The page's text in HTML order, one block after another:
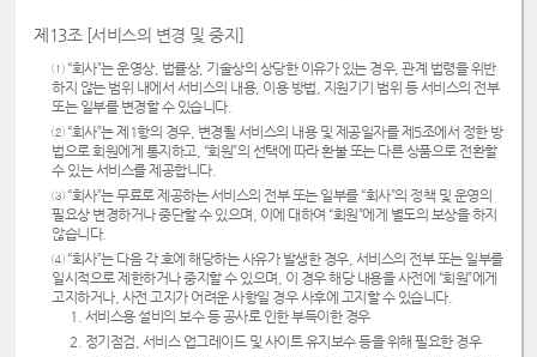
제13조 [서비스의 변경 및 중지]
① “회사”는 운영상, 법률상, 기술상의 상당한 이유가 있는 경우, 관계 법령을 위반
하지 않는 범위 내에서 서비스의 내용, 이용 방법, 지원기기 범위 등 서비스의 전부
또는 일부를 변경할 수 있습니다.
② “회사”는 제1항의 경우, 변경될 서비스의 내용 및 제공일자를 제5조에서 정한 방
법으로 회원에게 통지하고, “회원”의 선택에 따라 환불 또는 다른 상품으로 전환할
수 있는 서비스를 제공합니다.
③ “회사”는 무료로 제공하는 서비스의 전부 또는 일부를 “회사”의 정책 및 운영의
필요상 변경하거나 중단할 수 있으며, 이에 대하여 “회원”에게 별도의 보상을 하지
않습니다.
④ “회사”는 다음 각 호에 해당하는 사유가 발생한 경우, 서비스의 전부 또는 일부를
일시적으로 제한하거나 중지할 수 있으며, 이 경우 해당 내용을 사전에 “회원”에게
고지하거나, 사전 고지가 어려운 사항일 경우 사후에 고지할 수 있습니다.
1. 서비스용 설비의 보수 등 공사로 인한 부득이한 경우
2. 정기점검, 서비스 업그레이드 및 사이트 유지보수 등을 위해 필요한 경우